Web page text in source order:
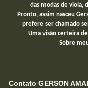
das modas de viola,
Pronto, assim nasceu
prefere ser chamado
Uma visão certeira
Sobre
Contato GERSON